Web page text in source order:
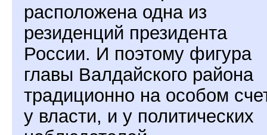
расположена одна из
резиденций президента
России. И поэтому фигура
главы Валдайского района
традиционно на особом
у власти, и у политических